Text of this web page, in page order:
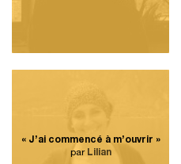
« J’ai commencé à m’ouvrir »
par Lilian